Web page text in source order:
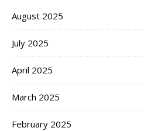
August 2025
July 2025
April 2025
March 2025
February 2025